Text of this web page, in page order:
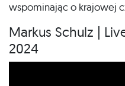
wspominając o krajowej
Markus Schulz |
2024